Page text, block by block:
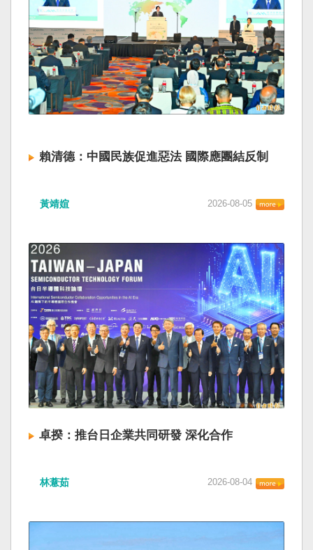
賴清德：中國民族促進惡法 國際應團結反制
黃靖媗 2026-08-05
卓揆：推台日企業共同研發 深化合作
林薏茹 2026-08-04